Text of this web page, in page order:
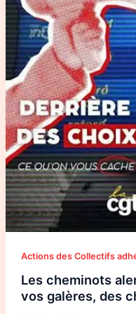
Actions des Collectifs
Les cheminots
vos galères, des